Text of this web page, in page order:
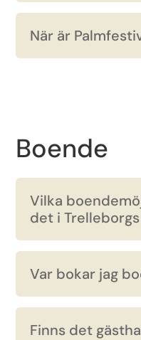
När är
Boende
Vilka
det i
Var bokar jag
Finns det